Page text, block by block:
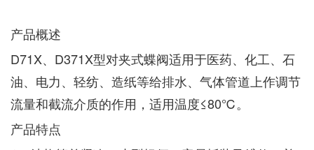
产品概述
D71X、D371X型对夹式蝶阀适用于医药、化工、石
油、电力、轻纺、造纸等给排水、气体管道上作调节
流量和截流介质的作用，适用温度≤80℃。
产品特点